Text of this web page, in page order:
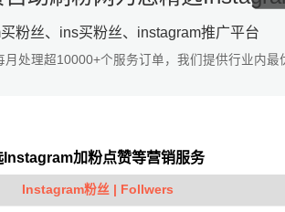
买粉丝、ins买粉丝、instagram推广平台
处理超10000+个服务订单，我们提供行业内最
加粉点赞等营销服务
Instagram粉丝 | Follwers